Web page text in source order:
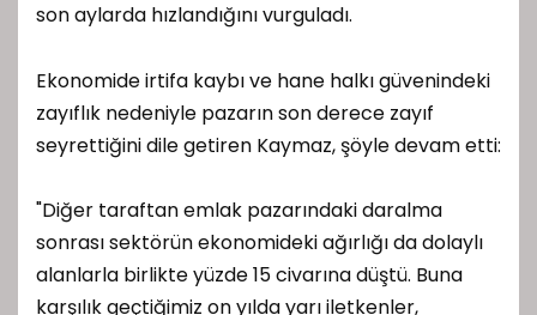
son aylarda hızlandığını vurguladı.
Ekonomide irtifa kaybı ve hane halkı güvenindeki
zayıflık nedeniyle pazarın son derece zayıf
seyrettiğini dile getiren Kaymaz, şöyle devam etti:
"Diğer taraftan emlak pazarındaki daralma
sonrası sektörün ekonomideki ağırlığı da dolaylı
alanlarla birlikte yüzde 15 civarına düştü. Buna
karşılık geçtiğimiz on yılda yarı iletkenler,